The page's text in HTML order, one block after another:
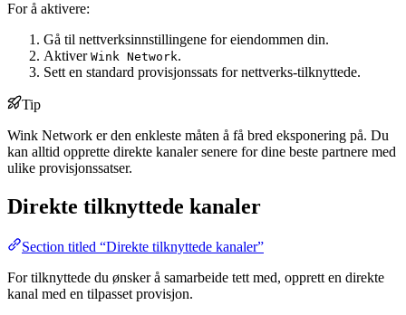
For å aktivere:
Gå til nettverksinnstillingene for eiendommen din.
Aktiver Wink Network.
Sett en standard provisjonssats for nettverks-tilknyttede.
Tip
Wink Network er den enkleste måten å få bred eksponering på. Du
kan alltid opprette direkte kanaler senere for dine beste partnere med
ulike provisjonssatser.
Direkte tilknyttede kanaler
Section titled “Direkte tilknyttede kanaler”
For tilknyttede du ønsker å samarbeide tett med, opprett en direkte
kanal med en tilpasset provisjon.